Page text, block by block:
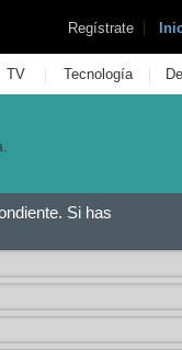
Regístrate |
TV | Tecnología |
Si has